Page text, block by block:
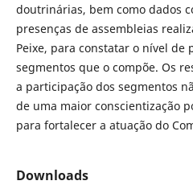
doutrinárias, bem como dados
presenças de assembleias
Peixe, para constatar o nível de
segmentos que o compõe. Os
a participação dos segmentos
de uma maior conscientização
para fortalecer a atuação do
Downloads